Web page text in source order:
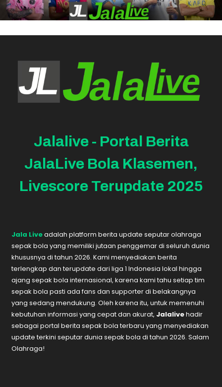
Jalalive - Portal Berita
JalaLive Bola Klasemen,
Livescore Terupdate 2025
Jala Liveadalah platform berita update seputar olahraga
sepak bola yang memiliki jutaan penggemar di seluruh dunia
khususnya di tahun 2026. Kami menyediakan berita
terlengkap dan terupdate dari liga 1 Indonesia lokal hingga
ajang sepak bola internasional, karena kami tahu setiap tim
sepak bola pasti ada fans dan supporter di belakangnya
yang sedang mendukung. Oleh karena itu, untuk memenuhi
kebutuhan informasi yang cepat dan akurat, Jalalivehadir
sebagai portal berita sepak bola terbaru yang menyediakan
update terkini seputar dunia sepak bola di tahun 2026. Salam
Olahraga!